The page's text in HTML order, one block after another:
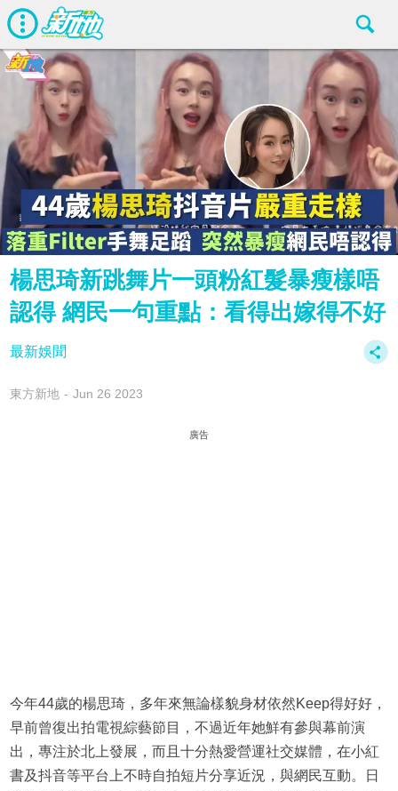
楊思琦新跳舞片一頭粉紅髮暴瘦樣唔
認得 網民一句重點：看得出嫁得不好
最新娛聞
東方新地 Jun 26 2023
廣告
今年44歲的楊思琦，多年來無論樣貌身材依然Keep得好好，
早前曾復出拍電視綜藝節目，不過近年她鮮有參與幕前演
出，專注於北上發展，而且十分熱愛營運社交媒體，在小紅
書及抖音等平台上不時自拍短片分享近況，與網民互動。日